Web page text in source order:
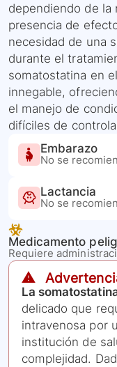
dependiendo de la
presencia de
necesidad de una
durante el
somatostatina en
innegable,
el manejo de
difíciles de
Embarazo
No se
Lactancia
No se
Medicamento
Requiere
⚠️
La
delicado que
intravenosa por
institución de
complejidad.